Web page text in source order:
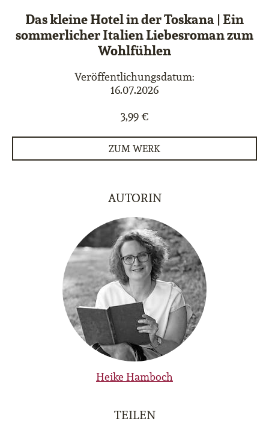
Das kleine Hotel in der Toskana | Ein
sommerlicher Italien Liebesroman zum
Wohlfühlen
Veröffentlichungsdatum:
16.07.2026
3,99 €
ZUM WERK
AUTORIN
Heike Hamboch
TEILEN